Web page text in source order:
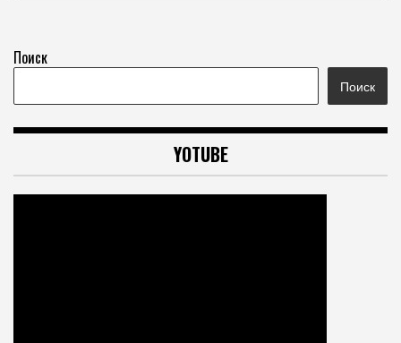
Поиск
Поиск
YOTUBE